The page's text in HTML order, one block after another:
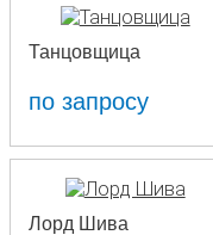
Танцовщица
по запросу
Лорд Шива